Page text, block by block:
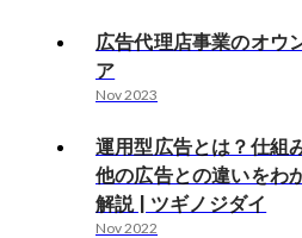
広告代理店事業のオウ
ア
Nov 2023
運用型広告とは？仕組
他の広告との違いをわ
解説 | ツギノジダイ
Nov 2022